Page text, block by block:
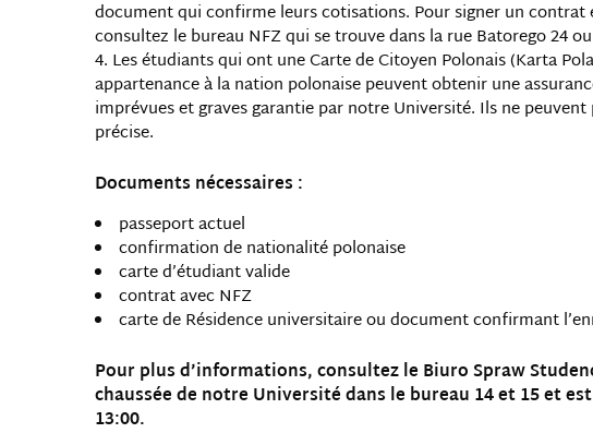
document qui confirme leurs cotisations. Pour signer un
consultez le bureau NFZ qui se trouve dans la rue Batorego 24
Les étudiants qui ont une Carte de Citoyen Polonais (Karta
appartenance à la nation polonaise peuvent obtenir une
imprévues et graves garantie par notre Université. Ils ne
précise.
Documents nécessaires :
passeport actuel
confirmation de nationalité polonaise
carte d’étudiant valide
contrat avec NFZ
carte de Résidence universitaire ou document confirmant
Pour plus d’informations, consultez le Biuro Spraw
chaussée de notre Université dans le bureau 14 et 15 et
13:00.